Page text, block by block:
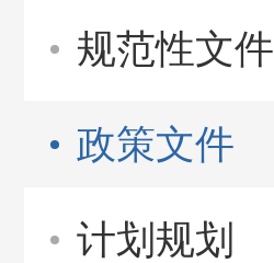
规范性文件
政策文件
计划规划